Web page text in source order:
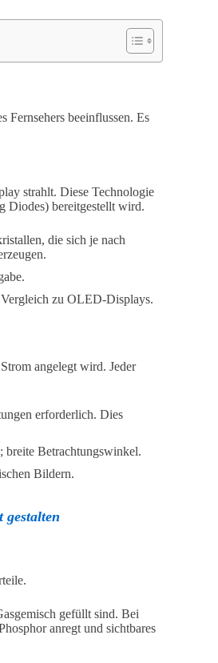
beeinflussen. Es
strahlt. Diese Technologie
Diodes) bereitgestellt wird.
die sich je nach
zu OLED-Displays.
angelegt wird. Jeder
erforderlich. Dies
breite Betrachtungswinkel.
Bildern.
gefüllt sind. Bei
anregt und sichtbares